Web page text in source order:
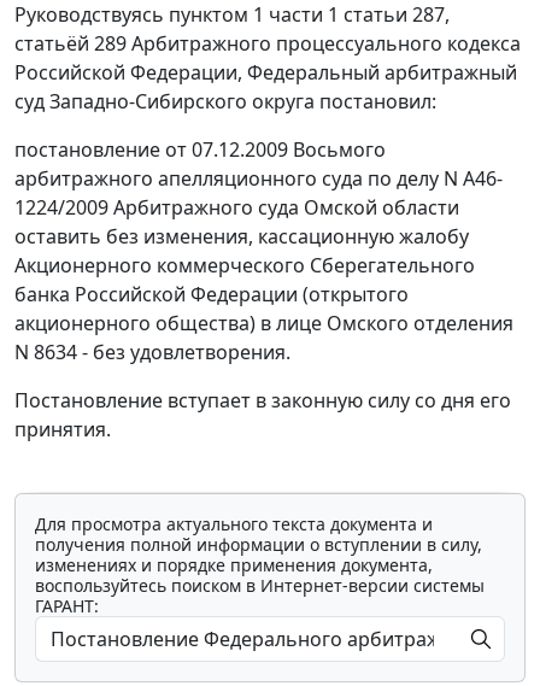
Руководствуясь пунктом 1 части 1 статьи 287,
статьёй 289Арбитражного процессуального кодекса
Российской Федерации, Федеральный арбитражный
суд Западно-Сибирского округа постановил:
постановление от 07.12.2009 Восьмого
арбитражного апелляционного суда по делу N А46-
1224/2009 Арбитражного суда Омской области
оставить без изменения, кассационную жалобу
Акционерного коммерческого Сберегательного
банка Российской Федерации (открытого
акционерного общества) в лице Омского отделения
N 8634 - без удовлетворения.
Постановление вступает в законную силу со дня его
принятия.
Для просмотра актуального текста документа и
получения полной информации о вступлении в силу,
изменениях и порядке применения документа,
воспользуйтесь поиском в Интернет-версии системы
ГАРАНТ: